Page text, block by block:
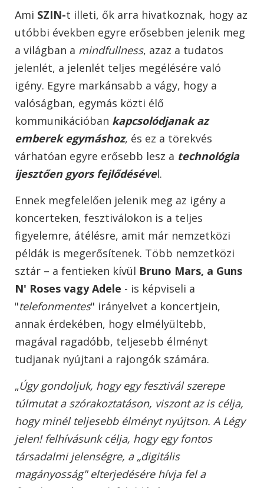
Ami SZIN-t illeti, ők arra hivatkoznak, hogy az
utóbbi években egyre erősebben jelenik meg
a világban a mindfullness, azaz a tudatos
jelenlét, a jelenlét teljes megélésére való
igény. Egyre markánsabb a vágy, hogy a
valóságban, egymás közti élő
kommunikációban kapcsolódjanak az
emberek egymáshoz, és ez a törekvés
várhatóan egyre erősebb lesz a technológia
ijesztően gyors fejlődésével.
Ennek megfelelően jelenik meg az igény a
koncerteken, fesztiválokon is a teljes
figyelemre, átélésre, amit már nemzetközi
példák is megerősítenek. Több nemzetközi
sztár – a fentieken kívül Bruno Mars, a Guns
N' Roses vagy Adele - is képviseli a
"telefonmentes" irányelvet a koncertjein,
annak érdekében, hogy elmélyültebb,
magával ragadóbb, teljesebb élményt
tudjanak nyújtani a rajongók számára.
„Úgy gondoljuk, hogy egy fesztivál szerepe
túlmutat a szórakoztatáson, viszont az is célja,
hogy minél teljesebb élményt nyújtson. A Légy
jelen! felhívásunk célja, hogy egy fontos
társadalmi jelenségre, a „digitális
magányosság" elterjedésére hívja fel a